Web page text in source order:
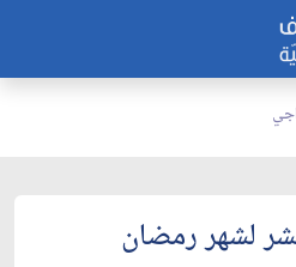
لشهر رمضان